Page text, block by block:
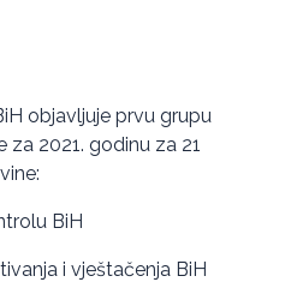
objavljuje prvu grupu
za 2021. godinu za 21
BiH
i vještačenja BiH